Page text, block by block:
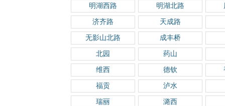
明湖西路 明湖北路
济齐路 天成路
无影山北路 成丰桥
北园 药山
维西 德钦
福贡 泸水
瑞丽 潞西